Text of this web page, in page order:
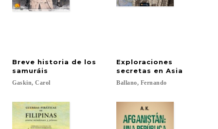
Breve historia de los
samuráis
Gaskin, Carol
Exploraciones
secretas en Asia
Ballano, Fernando